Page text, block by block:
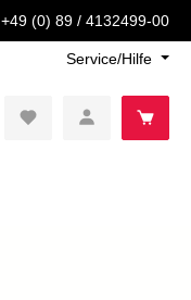
+49 (0) 89 / 4132499-00
Service/Hilfe